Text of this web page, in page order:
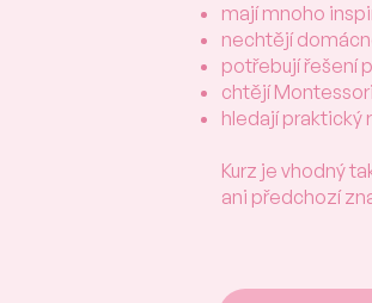
mají mnoho
nechtějí
potřebují řešení
chtějí
hledají praktický
Kurz je vhodný
ani předchozí